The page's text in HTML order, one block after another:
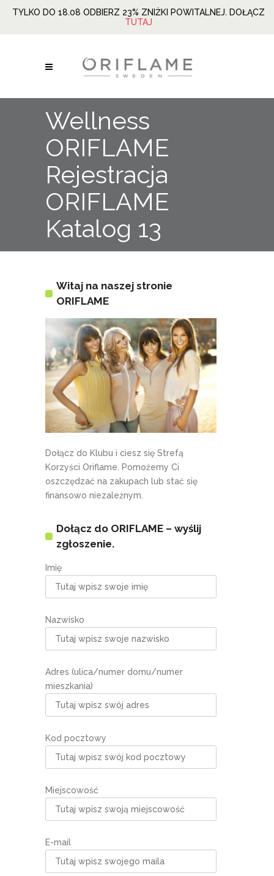
TYLKO DO 18.08 ODBIERZ 23% ZNIŻKI POWITALNEJ. DOŁĄCZ
TUTAJ
Wellness
ORIFLAME
Rejestracja
ORIFLAME
Katalog 13
Witaj na naszej stronie
ORIFLAME
Dołącz do Klubu i ciesz się Strefą
Korzyści Oriflame. Pomożemy Ci
oszczędzać na zakupach lub stać się
finansowo niezależnym.
Dołącz do ORIFLAME – wyślij
zgłoszenie.
Imię
Nazwisko
Adres (ulica/numer domu/numer
mieszkania)
Kod pocztowy
Miejscowość
E-mail